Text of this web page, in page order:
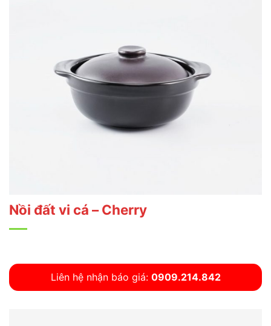
Nồi đất vi cá – Cherry
Liên hệ nhận báo giá: 0909.214.842